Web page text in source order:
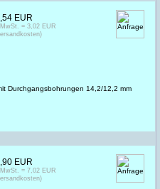
Durchgangsbohrungen 14,2/12,2 mm
EUR
= 3,02 EUR
EUR
= 7,02 EUR